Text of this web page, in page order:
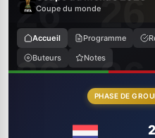
Coupe du monde
Accueil Programme
Buteurs
Notes
PHASE DE
2